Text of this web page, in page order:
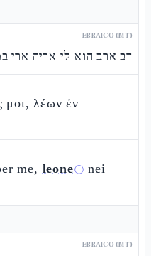
EBRAICO (MT)
דב ארב הוא לי אריה ארי
μοι, λέων ἐν
me, leoneⓘ nei
EBRAICO (MT)